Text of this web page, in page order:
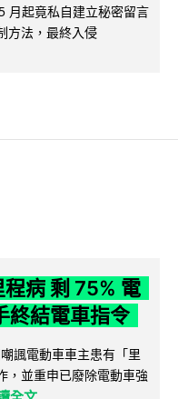
月起竟私自建立秘密留言
方法，最終入侵
病 剩 75% 電
終結電車指令
諷電動車車主患有「里
，並重申已廢除電動車強